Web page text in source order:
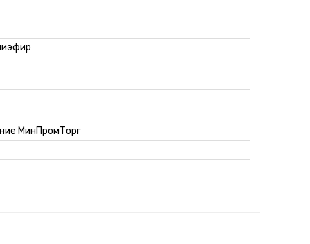
МинПромТорг